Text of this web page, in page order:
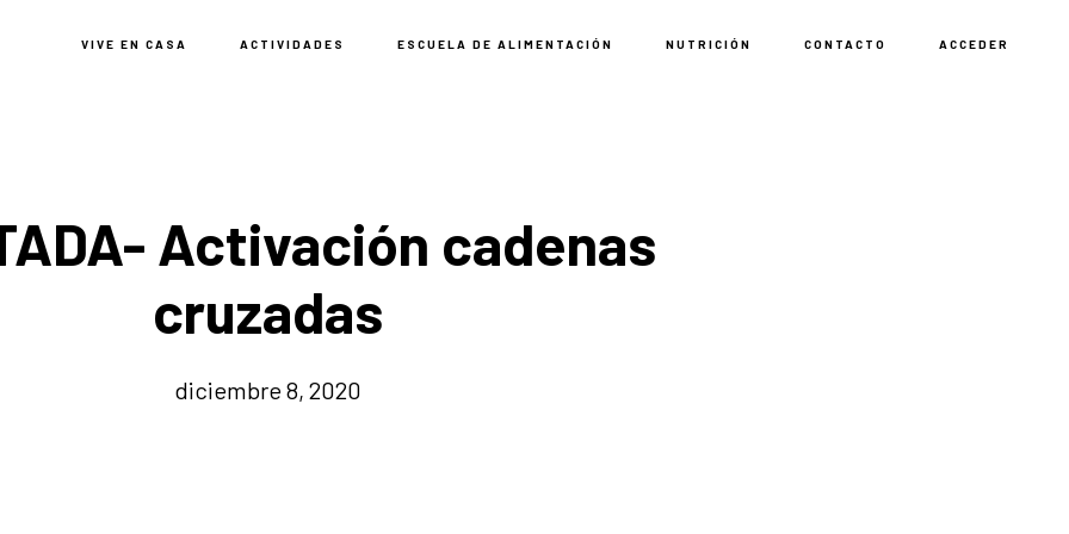
VIVE EN CASA ACTIVIDADES ESCUELA DE ALIMENTACIÓN NUTRICIÓN CONTACTO ACCEDER
Activación cadenas
cruzadas
diciembre 8, 2020